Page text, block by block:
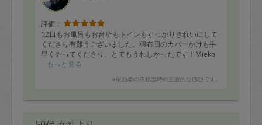
評価：
12日もお風呂もお台所もトイレもすっかりきれいにして
くださり有難うございました。羽布団のカバーかけも手
早くやってくださり、とてもうれしかったです！Mieko
もっと見る
※依頼者の依頼当時の主観的な感想です。